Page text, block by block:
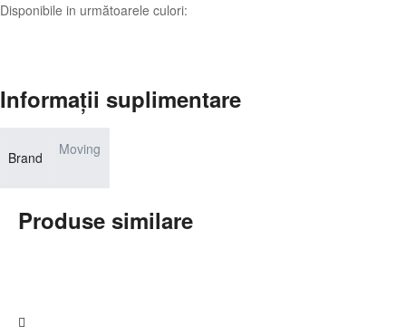
Disponibile in următoarele culori:
Informații suplimentare
Brand Moving
Produse similare